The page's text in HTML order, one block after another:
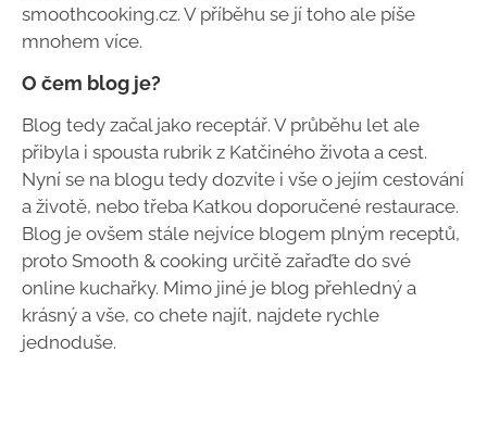
smoothcooking.cz. V příběhu se jí toho ale píše
mnohem více.
O čem blog je?
Blog tedy začal jako receptář. V průběhu let ale
přibyla i spousta rubrik z Katčiného života a cest.
Nyní se na blogu tedy dozvíte i vše o jejím cestování
a životě, nebo třeba Katkou doporučené restaurace.
Blog je ovšem stále nejvíce blogem plným receptů,
proto Smooth & cooking určitě zařaďte do své
online kuchařky. Mimo jiné je blog přehledný a
krásný a vše, co chete najít, najdete rychle
jednoduše.